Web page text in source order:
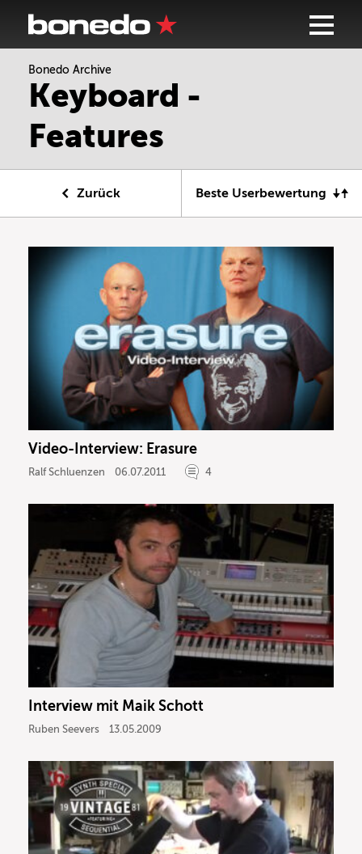
Bonedo Archive
Keyboard -
Features
Zurück Beste Userbewertung
Video-Interview: Erasure
Ralf Schluenzen 06.07.2011 4
Interview mit Maik Schott
Ruben Seevers 13.05.2009